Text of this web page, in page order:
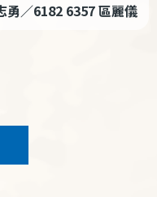
勇／6182 6357 區麗儀